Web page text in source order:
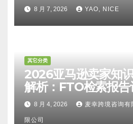
8 月 7, 2026 YAO, NICE
其它分类
2026亚马逊卖家知
解析：FTO检索报告
比对区别、TRO应
甄选避坑全攻略
8 月 4, 2026 麦幸跨境咨询
限公司